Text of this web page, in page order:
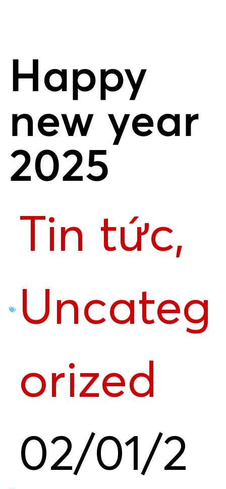
Happy
new year
2025
Tin tức,
Uncateg
orized
02/01/2